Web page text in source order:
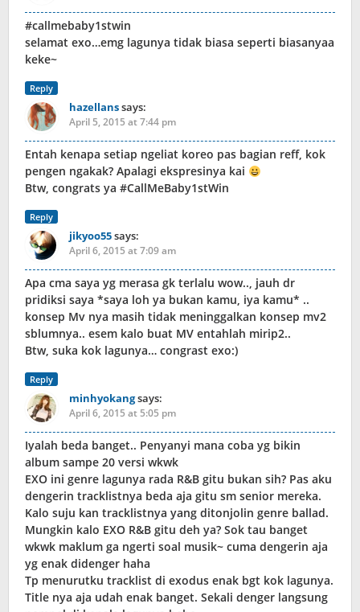
#callmebaby1stwin
selamat exo…emg lagunya tidak biasa seperti biasanyaa
keke~
Reply
hazellanssays:
April 5, 2015 at 7:44 pm
Entah kenapa setiap ngeliat koreo pas bagian reff, kok
pengen ngakak? Apalagi ekspresinya kai
Btw, congrats ya #CallMeBaby1stWin
Reply
jikyoo55says:
April 6, 2015 at 7:09 am
Apa cma saya yg merasa gk terlalu wow.., jauh dr
pridiksi saya *saya loh ya bukan kamu, iya kamu* ..
konsep Mv nya masih tidak meninggalkan konsep mv2
sblumnya.. esem kalo buat MV entahlah mirip2..
Btw, suka kok lagunya… congrast exo:)
Reply
minhyokangsays:
April 6, 2015 at 5:05 pm
Iyalah beda banget.. Penyanyi mana coba yg bikin
album sampe 20 versi wkwk
EXO ini genre lagunya rada R&B gitu bukan sih? Pas aku
dengerin tracklistnya beda aja gitu sm senior mereka.
Kalo suju kan tracklistnya yang ditonjolin genre ballad.
Mungkin kalo EXO R&B gitu deh ya? Sok tau banget
wkwk maklum ga ngerti soal musik~ cuma dengerin aja
yg enak didenger haha
Tp menurutku tracklist di exodus enak bgt kok lagunya.
Title nya aja udah enak banget. Sekali denger langsung